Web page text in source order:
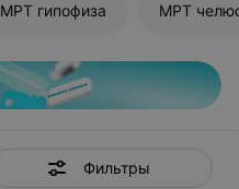
МРТ гипофиза МРТ
Фильтры